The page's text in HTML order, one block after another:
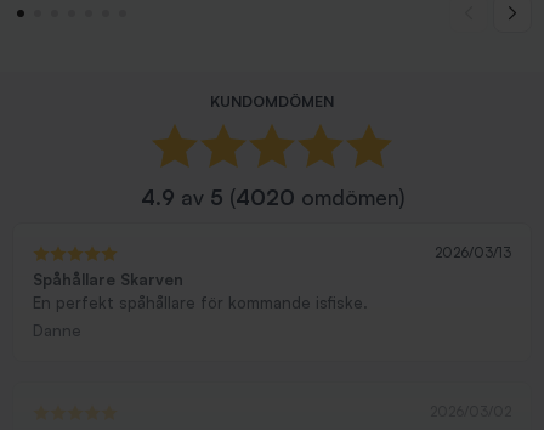
KUNDOMDÖMEN
4.9 av 5 (4020 omdömen)
2026/03/13
Spåhållare Skarven
En perfekt spåhållare för kommande isfiske.
Danne